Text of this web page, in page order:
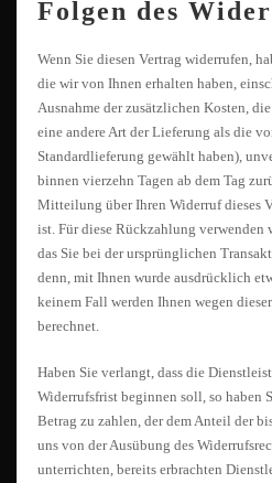
Folgen des
Wenn Sie diesen Vertrag widerrufen,
die wir von Ihnen erhalten haben,
Ausnahme der zusätzlichen Kosten,
eine andere Art der Lieferung als die
Standardlieferung gewählt haben),
binnen vierzehn Tagen ab dem Tag
Mitteilung über Ihren Widerruf dieses
ist. Für diese Rückzahlung verwenden
das Sie bei der ursprünglichen
denn, mit Ihnen wurde ausdrücklich
keinem Fall werden Ihnen wegen
berechnet.
Haben Sie verlangt, dass die
Widerrufsfrist beginnen soll, so haben
Betrag zu zahlen, der dem Anteil der
uns von der Ausübung des
unterrichten, bereits erbrachten